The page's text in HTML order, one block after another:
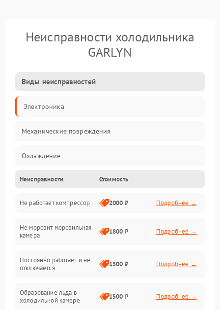
Неисправности холодильника
GARLYN
Виды неисправностей
Электроника
Механические повреждения
Охлаждение
Механика
Электропитание
Дренаж
Неисправности Стоимость
Не работает компрессор 2000 ₽ Подробнее →
Не морозит морозильная
камера
1800 ₽ Подробнее →
Постоянно работает и не
отключается
1500 ₽ Подробнее →
Образование льда в
холодильной камере
1500 ₽ Подробнее →